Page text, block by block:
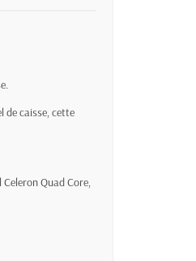
de caisse, cette
Quad Core,